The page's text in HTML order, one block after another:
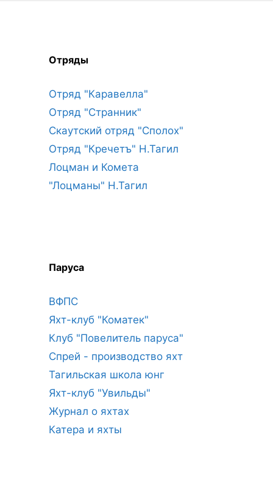
Отряды
Отряд "Каравелла"
Отряд "Странник"
Скаутский отряд "Сполох"
Отряд "Кречетъ" Н.Тагил
Лоцман и Комета
"Лоцманы" Н.Тагил
Паруса
ВФПС
Яхт-клуб "Коматек"
Клуб "Повелитель паруса"
Спрей - производство яхт
Тагильская школа юнг
Яхт-клуб "Увильды"
Журнал о яхтах
Катера и яхты